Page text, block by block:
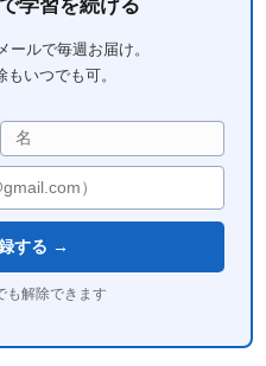
ルで毎週お届け。
いつでも可。
する →
も解除できます